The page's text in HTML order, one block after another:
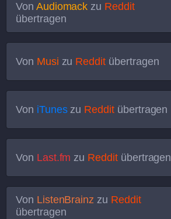
Von Audiomack zu Reddit
übertragen
Von Musi zu Reddit übertragen
Von iTuneszu Redditübertragen
Von Last.fm zu Redditübertragen
Von ListenBrainz zu Reddit
übertragen